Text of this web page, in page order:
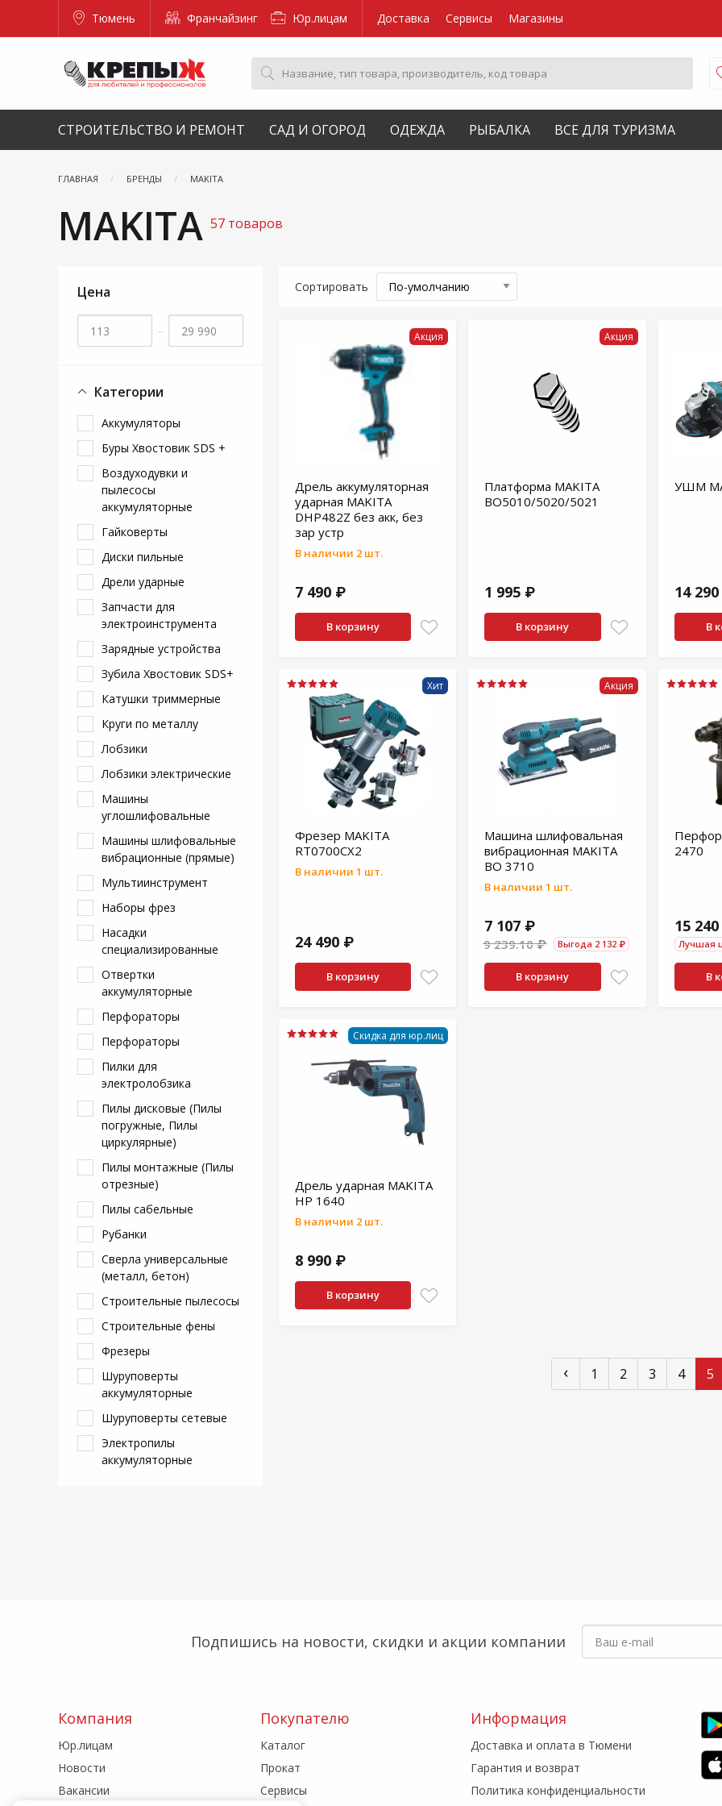
Тюмень Франчайзинг Юр.лицам Доставка Сервисы Магазины
СТРОИТЕЛЬСТВО И РЕМОНТ САД И ОГОРОД ОДЕЖДА РЫБАЛКА ВСЕ ДЛЯ ТУРИЗМА
ГЛАВНАЯ БРЕНДЫ MAKITA
MAKITA 57 товаров
Цена
–
Категории
Аккумуляторы
Буры Хвостовик SDS +
Воздуходувки и
пылесосы
аккумуляторные
Гайковерты
Диски пильные
Дрели ударные
Запчасти для
электроинструмента
Зарядные устройства
Зубила Хвостовик SDS+
Катушки триммерные
Круги по металлу
Лобзики
Лобзики электрические
Машины
углошлифовальные
Машины шлифовальные
вибрационные (прямые)
Мультиинструмент
Наборы фрез
Насадки
специализированные
Отвертки
аккумуляторные
Перфораторы
Перфораторы
Пилки для
электролобзика
Пилы дисковые (Пилы
погружные, Пилы
циркулярные)
Пилы монтажные (Пилы
отрезные)
Пилы сабельные
Рубанки
Сверла универсальные
(металл, бетон)
Строительные пылесосы
Строительные фены
Фрезеры
Шуруповерты
аккумуляторные
Шуруповерты сетевые
Электропилы
аккумуляторные
Сортировать
Акция
Дрель аккумуляторная
ударная MAKITA
DHP482Z без акк, без
зар устр
В наличии 2 шт.
7 490 ₽
В корзину
Акция
Платформа MAKITA
BO5010/5020/5021
1 995 ₽
В корзину
УШМ
14
В
Хит
Фрезер MAKITA
RT0700CX2
В наличии 1 шт.
24 490 ₽
В корзину
Акция
Машина шлифовальная
вибрационная MAKITA
BO 3710
В наличии 1 шт.
7 107 ₽
9 239.10 ₽ Выгода 2 132 ₽
В корзину
2470
15
Лучшая
В
Скидка для юр.лиц
Дрель ударная MAKITA
HP 1640
В наличии 2 шт.
8 990 ₽
В корзину
‹ 1 2 3 4 5
Подпишись на новости, скидки и акции компании
Компания
Юр.лицам
Новости
Вакансии
Покупателю
Каталог
Прокат
Сервисы
Информация
Доставка и оплата в Тюмени
Гарантия и возврат
Политика конфиденциальности